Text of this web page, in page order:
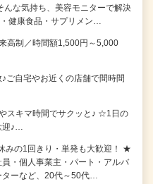
な気持ち、美容モニターで解決
健康食品・サプリメン…
高制／時間額1,500円～5,000
自宅やお近くの店舗で間時間
スキマ時間でサクッと♪ ☆1日の
♪…
みの1回きり・単発も大歓迎！ ★
・個人事業主・パート・アルバ
ーなど、20代～50代…